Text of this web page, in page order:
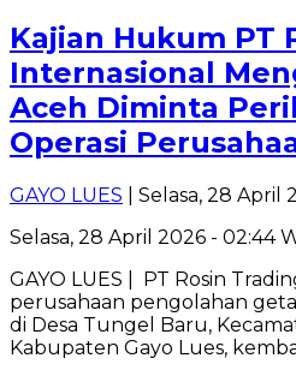
Kajian Hukum PT
Internasional
Aceh Diminta
Operasi
GAYO LUES | Selasa, 28 April
Selasa, 28 April 2026 - 02:44
GAYO LUES | PT Rosin
perusahaan pengolahan
di Desa Tungel Baru,
Kabupaten Gayo Lues,